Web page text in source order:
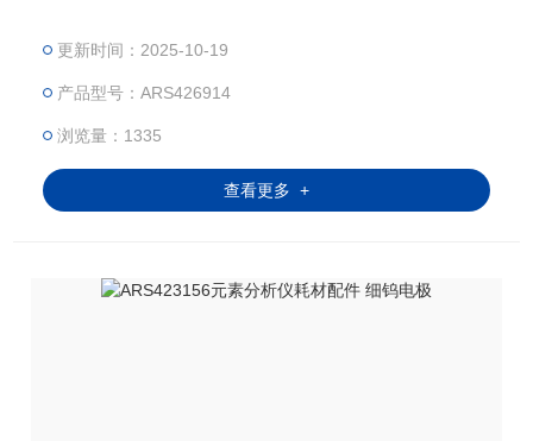
代表产品来自OEM厂商；我们提供的所有产品都是高
质量高性价的，适用于所对应仪器。
更新时间：2025-10-19
产品型号：ARS426914
浏览量：1335
查看更多 +